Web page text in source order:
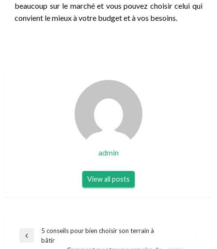
beaucoup sur le marché et vous pouvez choisir celui qui
convient le mieux à votre budget et à vos besoins.
admin
View all posts
Navigation
Previous
5 conseils pour bien choisir son terrain à
bâtir